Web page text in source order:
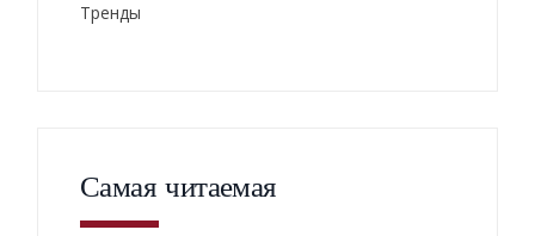
Тренды
Самая читаемая